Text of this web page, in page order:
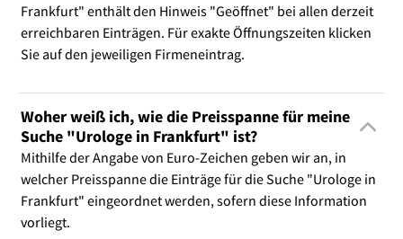
Frankfurt" enthält den Hinweis "Geöffnet" bei allen derzeit
erreichbaren Einträgen. Für exakte Öffnungszeiten klicken
Sie auf den jeweiligen Firmeneintrag.
Woher weiß ich, wie die Preisspanne für meine
Suche "Urologe in Frankfurt" ist?
Mithilfe der Angabe von Euro-Zeichen geben wir an, in
welcher Preisspanne die Einträge für die Suche "Urologe in
Frankfurt" eingeordnet werden, sofern diese Information
vorliegt.